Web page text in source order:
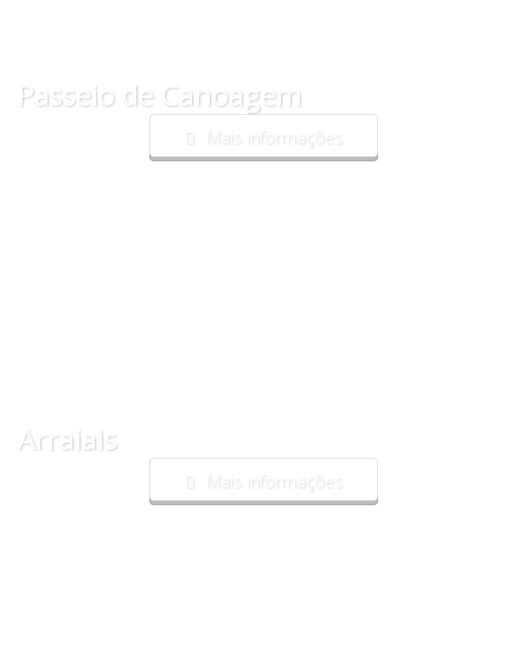
Passeio de Canoagem
Mais informações
Arraiais
Mais informações